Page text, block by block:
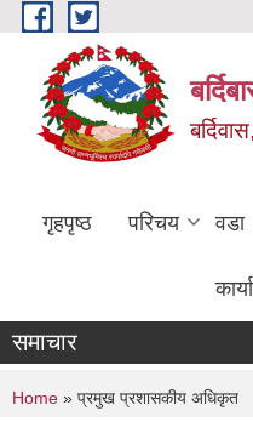
Skip to main content
गृहपृष्ठ परिचय वडा
समाचार
You are here
Home » प्रमुख प्रशासकीय अधिकृत